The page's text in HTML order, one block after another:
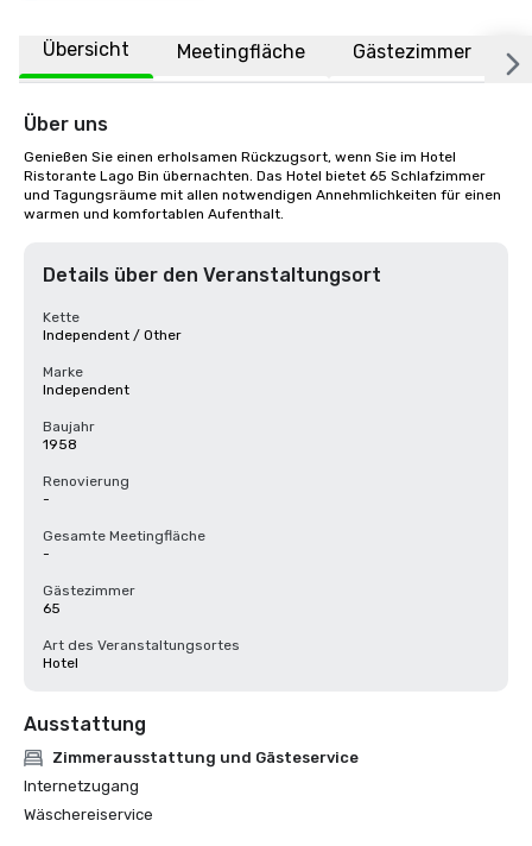
Übersicht Meetingfläche Gästezimmer
Über uns
Genießen Sie einen erholsamen Rückzugsort, wenn Sie im Hotel
Ristorante Lago Bin übernachten. Das Hotel bietet 65 Schlafzimmer
und Tagungsräume mit allen notwendigen Annehmlichkeiten für einen
warmen und komfortablen Aufenthalt.
Details über den Veranstaltungsort
Kette
Independent / Other
Marke
Independent
Baujahr
1958
Renovierung
-
Gesamte Meetingfläche
-
Gästezimmer
65
Art des Veranstaltungsortes
Hotel
Ausstattung
Zimmerausstattung und Gästeservice
Internetzugang
Wäschereiservice